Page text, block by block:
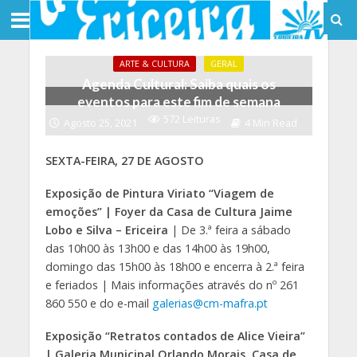
ARTE & CULTURA GERAL
Agenda Cultural: Saiba quais os
eventos para este fim de semana
Agosto 25, 2021 572 Leituras 4 Min Read
SEXTA-FEIRA, 27 DE AGOSTO
Exposição de Pintura Viriato “Viagem de
emoções” | Foyer da Casa de Cultura Jaime
Lobo e Silva – Ericeira | De 3.ª feira a sábado
das 10h00 às 13h00 e das 14h00 às 19h00,
domingo das 15h00 às 18h00 e encerra à 2.ª feira
e feriados | Mais informações através do nº 261
860 550 e do e-mail galerias@cm-mafra.pt
Exposição “Retratos contados de Alice Vieira”